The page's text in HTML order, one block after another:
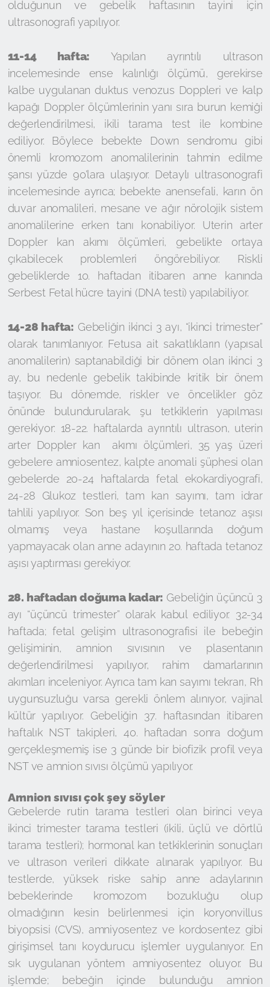
olduğunun ve gebelik haftasının tayini için
ultrasonografi yapılıyor.
11-14 hafta: Yapılan ayrıntılı ultrason
incelemesinde ense kalınlığı ölçümü, gerekirse
kalbe uygulanan duktus venozus Doppleri ve kalp
kapağı Doppler ölçümlerinin yanı sıra burun kemiği
değerlendirilmesi, ikili tarama test ile kombine
ediliyor. Böylece bebekte Down sendromu gibi
önemli kromozom anomalilerinin tahmin edilme
şansı yüzde 90’lara ulaşıyor. Detaylı ultrasonografi
incelemesinde ayrıca; bebekte anensefali, karın ön
duvar anomalileri, mesane ve ağır nörolojik sistem
anomalilerine erken tanı konabiliyor. Uterin arter
Doppler kan akımı ölçümleri, gebelikte ortaya
çıkabilecek problemleri öngörebiliyor. Riskli
gebeliklerde 10. haftadan itibaren anne kanında
Serbest Fetal hücre tayini (DNA testi) yapılabiliyor.
14-28 hafta: Gebeliğin ikinci 3 ayı, “ikinci trimester”
olarak tanımlanıyor. Fetusa ait sakatlıkların (yapısal
anomalilerin) saptanabildiği bir dönem olan ikinci 3
ay, bu nedenle gebelik takibinde kritik bir önem
taşıyor. Bu dönemde, riskler ve öncelikler göz
önünde bulundurularak, şu tetkiklerin yapılması
gerekiyor: 18-22. haftalarda ayrıntılı ultrason, uterin
arter Doppler kan akımı ölçümleri, 35 yaş üzeri
gebelere amniosentez, kalpte anomali şüphesi olan
gebelerde 20-24 haftalarda fetal ekokardiyografi,
24-28 Glukoz testleri, tam kan sayımı, tam idrar
tahlili yapılıyor. Son beş yıl içerisinde tetanoz aşısı
olmamış veya hastane koşullarında doğum
yapmayacak olan anne adayının 20. haftada tetanoz
aşısı yaptırması gerekiyor.
28. haftadan doğuma kadar: Gebeliğin üçüncü 3
ayı “üçüncü trimester” olarak kabul ediliyor. 32-34
haftada; fetal gelişim ultrasonografisi ile bebeğin
gelişiminin, amnion sıvısının ve plasentanın
değerlendirilmesi yapılıyor, rahim damarlarının
akımları inceleniyor. Ayrıca tam kan sayımı tekrarı, Rh
uygunsuzluğu varsa gerekli önlem alınıyor, vajinal
kültür yapılıyor. Gebeliğin 37. haftasından itibaren
haftalık NST takipleri, 40. haftadan sonra doğum
gerçekleşmemiş ise 3 günde bir biofizik profil veya
NST ve amnion sıvısı ölçümü yapılıyor.
Amnion sıvısı çok şey söyler
Gebelerde rutin tarama testleri olan birinci veya
ikinci trimester tarama testleri (ikili, üçlü ve dörtlü
tarama testleri); hormonal kan tetkiklerinin sonuçları
ve ultrason verileri dikkate alınarak yapılıyor. Bu
testlerde, yüksek riske sahip anne adaylarının
bebeklerinde kromozom bozukluğu olup
olmadığının kesin belirlenmesi için koryonvillus
biyopsisi (CVS), amniyosentez ve kordosentez gibi
girişimsel tanı koydurucu işlemler uygulanıyor. En
sık uygulanan yöntem amniyosentez oluyor. Bu
işlemde; bebeğin içinde bulunduğu amnion